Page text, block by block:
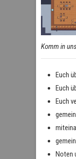
Komm in
Euch
Euch
Euch
Noten